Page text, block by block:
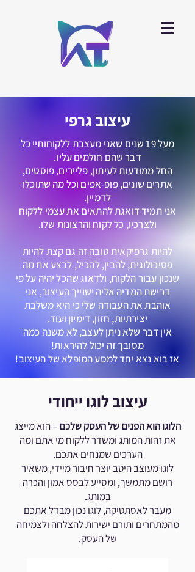
עיצוב גרפי
מעל 19 שנים שאני מעצבת ללקוחותיי כל
דבר שהם חולמים עליו.
החל ממודעות לעיתון, פליירים, פוסטים,
אתרים שונים, פופ-אפים וכל מה שתוכלו
לדמיין.
אני תמיד דואגת להתאים את עצמי ללקוח
ולצרכיו, כל לקוח והרצונות שלו.
להיות גרפיקאית טובה זה גם קצת להיות
פסיכולוגית, להבין, להכיל, לבצע את מה
שנכון עבור הלקוח, ולדאוג שהכל יהיה על פי
דרישת המדיה אליה ישוייך העיצוב, אני
אוהבת את העבודה שלי כי היא משלבת
יצירתיות, חזון, דימיון ועוד.
אין דבר שלא ניתן לעצב, לא משנה כמה
מסובך זה יכול להיראות!
אז בוא נצא יחד למסע המופלא של העיצוב!
עיצוב לוגו ייחודי
הלוגו הוא הפנים של העסק שלכם– הוא מייצג
את זהות המותג ומשדר ללקוח מי אתם ומה
הערכים שמנחים אתכם.
לוגו מעוצב היטב יוצר חיבור מיידי, משאיר
רושם מתמשך, ומסייע לבסס אמון והכרה
במותג.
מעבר לאסתטיקה, לוגו נכון מבדל אתכם
מהמתחרים ותורם ישירות להצלחה ולצמיחה
של העסק.